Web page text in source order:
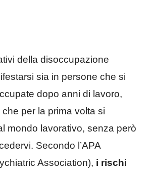
della disoccupazione
sia in persone che si
dopo anni di lavoro,
per la prima volta si
mondo lavorativo, senza però
Secondo l’APA
Association), i rischi